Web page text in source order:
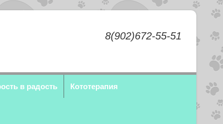
8(902)672-55-51
в радость Кототерапия